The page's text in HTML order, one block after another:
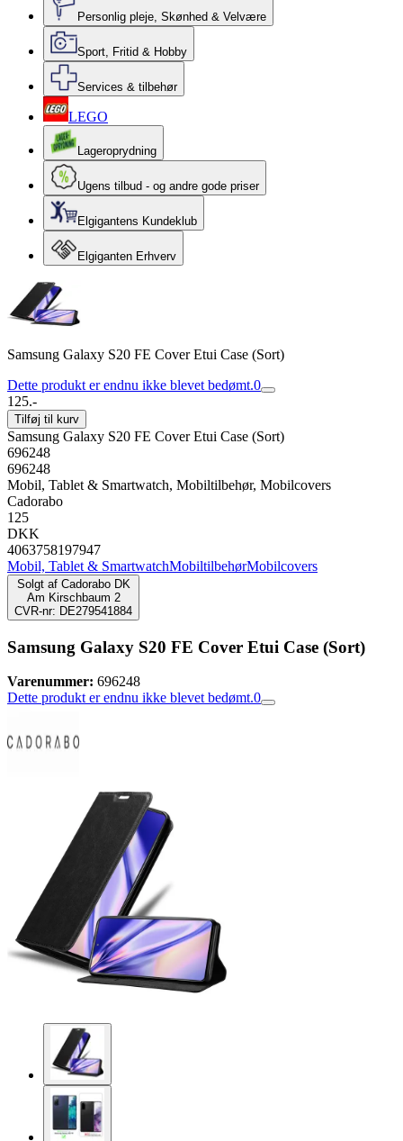
Personlig pleje, Skønhed & Velvære
Sport, Fritid & Hobby
Services & tilbehør
LEGO
Lageroprydning
Ugens tilbud - og andre gode priser
Elgigantens Kundeklub
Elgiganten Erhverv
Samsung Galaxy S20 FE Cover Etui Case (Sort)
Dette produkt er endnu ikke blevet bedømt.0
125.-
Tilføj til kurv
Samsung Galaxy S20 FE Cover Etui Case (Sort)
696248
696248
Mobil, Tablet & Smartwatch, Mobiltilbehør, Mobilcovers
Cadorabo
125
DKK
4063758197947
Mobil, Tablet & SmartwatchMobiltilbehørMobilcovers
Solgt af Cadorabo DK
Am Kirschbaum 2
CVR-nr: DE279541884
Samsung Galaxy S20 FE Cover Etui Case (Sort)
Varenummer: 696248
Dette produkt er endnu ikke blevet bedømt.0